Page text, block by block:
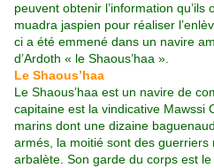
peuvent obtenir l’information
muadra jaspien pour réaliser
ci a été emmené dans un navire
d’Ardoth « le Shaous’haa ».
Le Shaous’haa
Le Shaous’haa est un navire de
capitaine est la vindicative Mawssi
marins dont une dizaine
armés, la moitié sont des
arbalète. Son garde du corps est